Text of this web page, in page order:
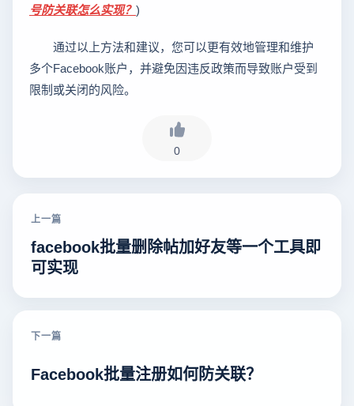
号防关联怎么实现？ )
通过以上方法和建议，您可以更有效地管理和维护
多个Facebook账户，并避免因违反政策而导致账户受到
限制或关闭的风险。
0
上一篇
facebook批量删除帖加好友等一个工具即
可实现
下一篇
Facebook批量注册如何防关联？